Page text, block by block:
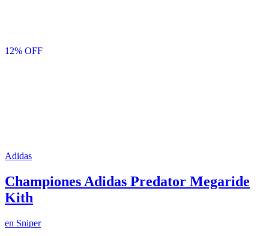
12% OFF
Adidas
Championes Adidas Predator Megaride
Kith
en Sniper